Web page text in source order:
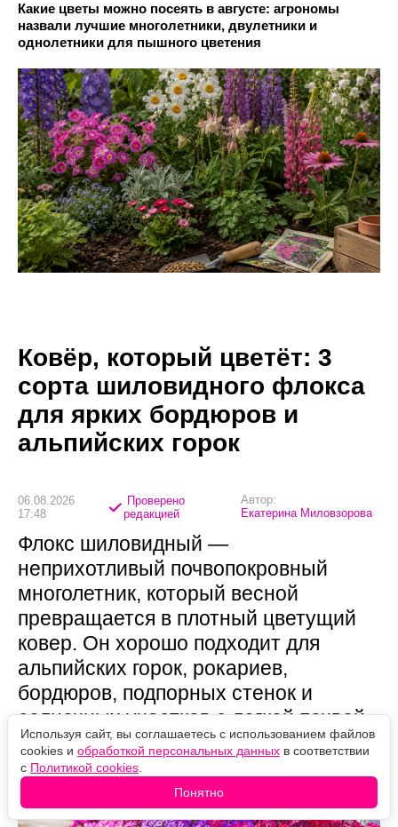
Какие цветы можно посеять в августе: агрономы
назвали лучшие многолетники, двулетники и
однолетники для пышного цветения
Ковёр, который цветёт: 3
сорта шиловидного флокса
для ярких бордюров и
альпийских горок
06.08.2026
17:48
Проверено
редакцией
Автор:
Екатерина Миловзорова
Флокс шиловидный —
неприхотливый почвопокровный
многолетник, который весной
превращается в плотный цветущий
ковер. Он хорошо подходит для
альпийских горок, рокариев,
бордюров, подпорных стенок и
солнечных участков с легкой почвой.
Используя сайт, вы соглашаетесь с использованием файлов
cookies и обработкой персональных данных в соответствии
с Политикой cookies
Понятно